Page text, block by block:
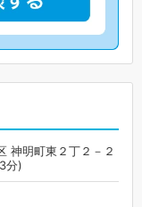
神明町東２丁２－２
分)